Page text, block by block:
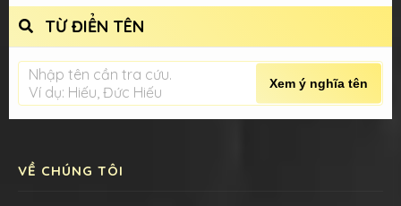
TỪ ĐIỂN TÊN
Nhập tên cần tra cứu.
Ví dụ: Hiếu, Đức Hiếu
Xem ý nghĩa tên
VỀ CHÚNG TÔI